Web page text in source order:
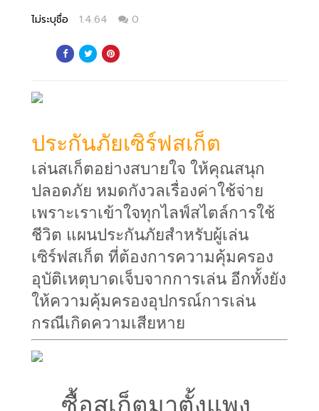
ไม่ระบุชื่อ 1.4.64 0
ประกันภัยเซิร์ฟสเก็ต
เล่นสเก็ตอย่างสบายใจ ให้คุณสนุก
ปลอดภัย หมดกังวลเรื่องค่าใช้จ่าย
เพราะเราเข้าใจทุกไลฟ์สไตล์การใช้
ชีวิต แผนประกันภัยสำหรับผู้เล่น
เซิร์ฟสเก็ต ที่ต้องการความคุ้มครอง
อุบัติเหตุบาดเจ็บจากการเล่น อีกทั้งยัง
ให้ความคุ้มครองอุปกรณ์การเล่น
กรณีเกิดความเสียหาย
ซื้อสเก็ตมาตั้งแพง